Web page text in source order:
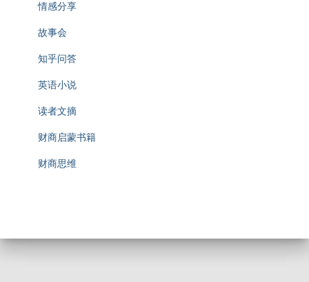
情感分享
故事会
知乎问答
英语小说
读者文摘
财商启蒙书籍
财商思维